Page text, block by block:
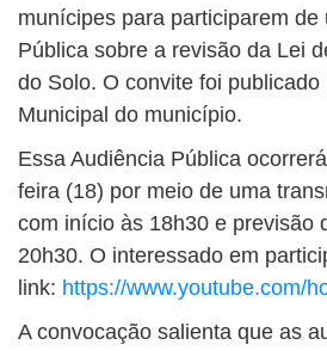
munícipes para participarem de
Pública sobre a revisão da Lei
do Solo. O convite foi
Municipal do município.
Essa Audiência Pública
feira (18) por meio de uma
com início às 18h30 e previsão
20h30. O interessado em
link: https://www.youtube.com/
A convocação salienta que as